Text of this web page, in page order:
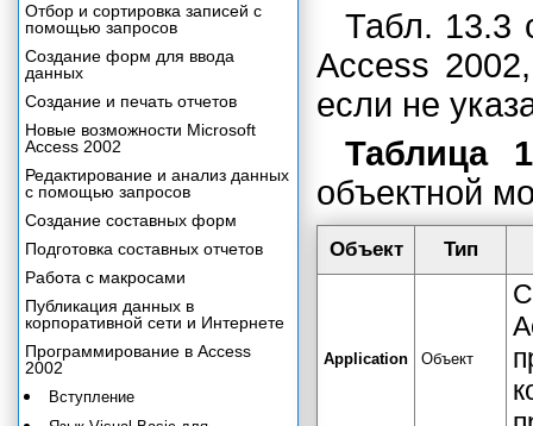
Табл. 13.3
Access
если не
Таблица
объектной
Объект Тип
Application Объект
Отбор и сортировка записей с
помощью запросов
Создание форм для ввода
данных
Создание и печать отчетов
Новые возможности Microsoft
Access 2002
Редактирование и анализ данных
с помощью запросов
Создание составных форм
Подготовка составных отчетов
Работа с макросами
Публикация данных в
корпоративной сети и Интернете
Программирование в Access
2002
Вступление